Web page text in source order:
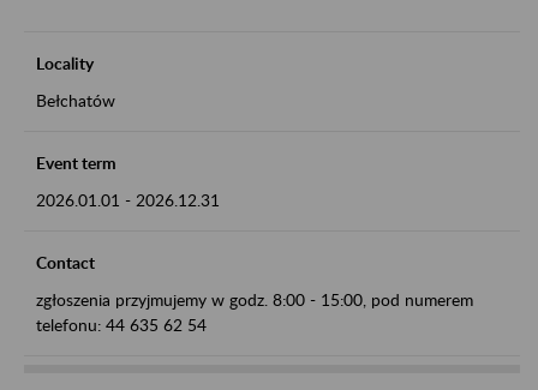
Locality
Bełchatów
Event term
2026.01.01 - 2026.12.31
Contact
zgłoszenia przyjmujemy w godz. 8:00 - 15:00, pod numerem
telefonu: 44 635 62 54